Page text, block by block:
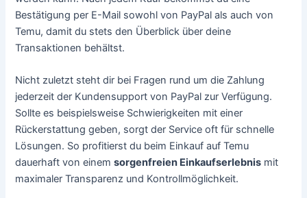
Bestätigung per E-Mail sowohl von PayPal als auch von
Temu, damit du stets den Überblick über deine
Transaktionen behältst.
Nicht zuletzt steht dir bei Fragen rund um die Zahlung
jederzeit der Kundensupport von PayPal zur Verfügung.
Sollte es beispielsweise Schwierigkeiten mit einer
Rückerstattung geben, sorgt der Service oft für schnelle
Lösungen. So profitierst du beim Einkauf auf Temu
dauerhaft von einemsorgenfreien Einkaufserlebnis mit
maximaler Transparenz und Kontrollmöglichkeit.